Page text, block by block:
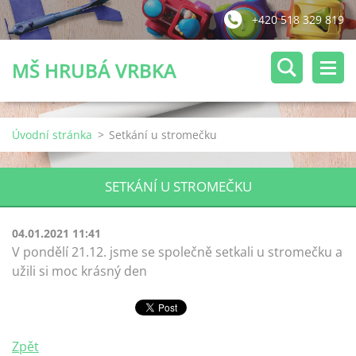
+420 518 329 819
MŠ HRUBÁ VRBKA
Úvodní stránka > Setkání u stromečku
SETKÁNÍ U STROMEČKU
04.01.2021 11:41
V pondělí 21.12. jsme se společně setkali u stromečku a
užili si moc krásný den
Zpět